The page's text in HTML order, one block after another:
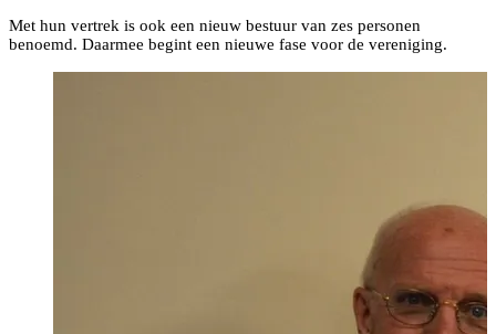
Met hun vertrek is ook een nieuw bestuur van zes personen
benoemd. Daarmee begint een nieuwe fase voor de vereniging.